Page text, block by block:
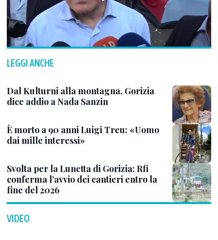
LEGGI ANCHE
Dal Kulturni alla montagna, Gorizia
dice addio a Nada Sanzin
È morto a 90 anni Luigi Treu: «Uomo
dai mille interessi»
Svolta per la Lunetta di Gorizia: Rfi
conferma l’avvio dei cantieri entro la
fine del 2026
VIDEO